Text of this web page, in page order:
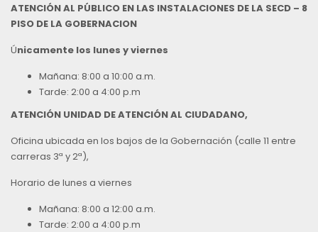
ATENCIÓN AL PÚBLICO EN LAS INSTALACIONES DE LA SECD – 8
PISO DE LA GOBERNACION
Únicamente los lunes y viernes
Mañana: 8:00 a 10:00 a.m.
Tarde: 2:00 a 4:00 p.m
ATENCIÓN UNIDAD DE ATENCIÓN AL CIUDADANO,
Oficina ubicada en los bajos de la Gobernación (calle 11 entre
carreras 3ª y 2ª),
Horario de lunes a viernes
Mañana: 8:00 a 12:00 a.m.
Tarde: 2:00 a 4:00 p.m